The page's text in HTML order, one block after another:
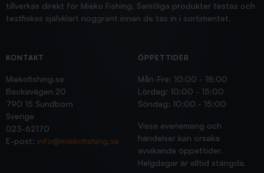
tillverkas direkt för Mieko Fishing. Samtliga produkter testas och
testfiskas självklart noggrant innan de tas in i sortimentet.
KONTAKT
Miekofishing.se
Backavägen 20
790 15 Sundborn
Sverige
023-62170
E-post: info@miekofishing.se
ÖPPETTIDER
Mån-Fre: 10:00 - 18:00
Lördag: 10:00 - 15:00
Söndag: 10:00 - 15:00
Vissa evenemang och
händelser kan orsaka
avvikande öppettider.
Helgdagar är alltid stängda.